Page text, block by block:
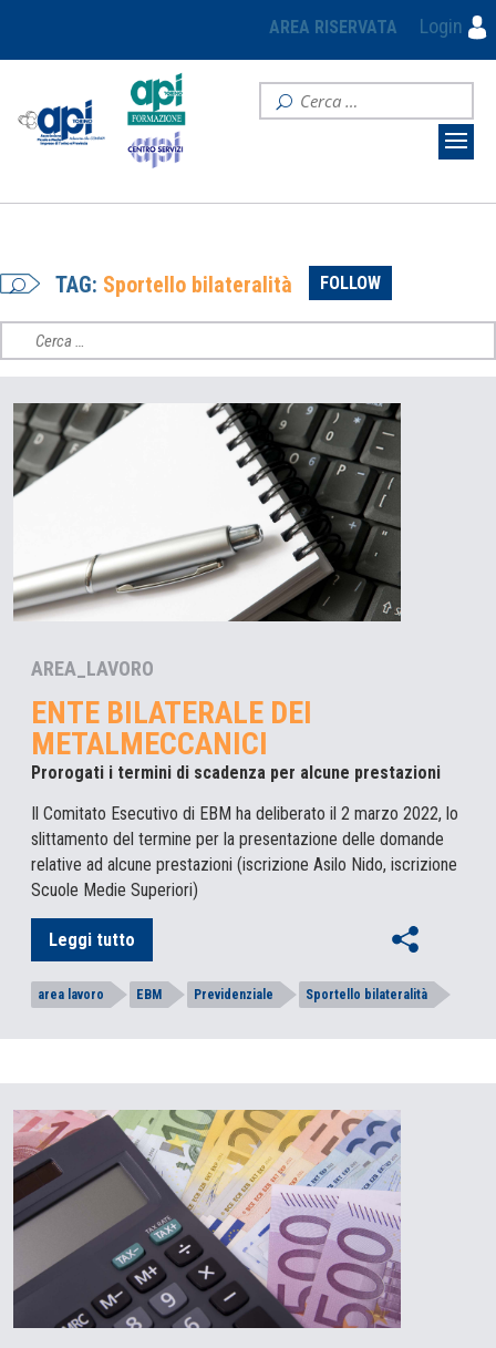
AREA RISERVATA Login
TAG: Sportello bilateralità FOLLOW
AREA_LAVORO
ENTE BILATERALE DEI
METALMECCANICI
Prorogati i termini di scadenza per alcune prestazioni
Il Comitato Esecutivo di EBM ha deliberato il 2 marzo 2022, lo
slittamento del termine per la presentazione delle domande
relative ad alcune prestazioni (iscrizione Asilo Nido, iscrizione
Scuole Medie Superiori)
Leggi tutto
area lavoro EBM Previdenziale Sportello bilateralità